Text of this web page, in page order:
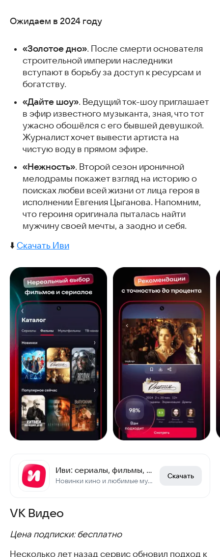
Ожидаем в 2024 году
«Золотое дно». После смерти основателя
строительной империи наследники
вступают в борьбу за доступ к ресурсам и
богатству.
«Дайте шоу». Ведущий ток-шоу приглашает
в эфир известного музыканта, зная, что тот
ужасно обошёлся с его бывшей девушкой.
Журналист хочет вывести артиста на
чистую воду в прямом эфире.
«Нежность». Второй сезон ироничной
мелодрамы покажет взгляд на историю о
поисках любви всей жизни от лица героя в
исполнении Евгения Цыганова. Напомним,
что героиня оригинала пыталась найти
мужчину своей мечты, а заодно и себя.
⬇️ Скачать Иви
Новинки кино и любимые мультфильмы. Смотреть или скачать. В подписке и бесплатно
Скачать
VK Видео
Цена подписки: бесплатно
Несколько лет назад сервис обновил подход к